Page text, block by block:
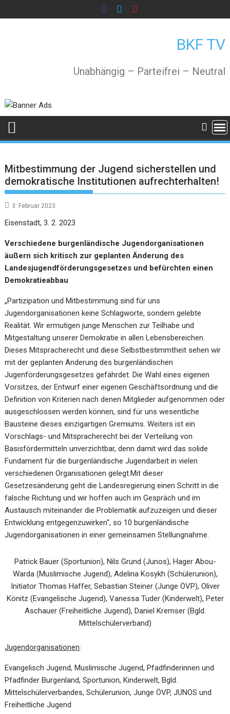
to
BKF TV
Unabhängig – Parteifrei – Neutral
Mitbestimmung der Jugend sicherstellen und
demokratische Institutionen aufrechterhalten!
3. Februar 2023
Eisenstadt, 3. 2. 2023
Verschiedene burgenländische Jugendorganisationen
äußern sich kritisch zur geplanten Änderung des
Landesjugendförderungsgesetzes und befürchten einen
Demokratieabbau
„Partizipation und Mitbestimmung sind für uns
Jugendorganisationen keine Schlagworte, sondern gelebte
Realität. Wir ermutigen junge Menschen zur Teilhabe und
Mitgestaltung unserer Demokratie in allen Lebensbereichen.
Dieses Mitspracherecht und diese Selbstbestimmtheit sehen wir
mit der geplanten Änderung des burgenländischen
Jugenförderungsgesetzes gefährdet. Die Wahl eines eigenen
Vorsitzes, der Entwurf einer eigenen Geschäftsordnung und die
Definition von Kriterien nach denen Mitglieder aufgenommen oder
ausgeschlossen werden können, sind für uns wesentliche
Bausteine dieses einzigartigen Gremiums. Weiters ist ein
Vorschlags- und Mitspracherecht bei der Verteilung von
Basisfördermitteln unverzichtbar, denn damit wird das solide
Fundament für die burgenländische Jugendarbeit in vielen
verschiedenen Organisationen gelegt.Mit dieser
Gesetzesänderung geht die Landesregierung einen Schritt in die
falsche Richtung und wir hoffen auch im Gespräch und im
Austausch miteinander die Problematik aufzuzeigen und dieser
Entwicklung entgegenzuwirken“, so 10 burgenländische
Jugendorganisationen in einer gemeinsamen Stellungnahme.
Patrick Bauer (Sportunion), Nils Grund (Junos), Hager Abou-
Warda (Muslimische Jugend), Adelina Kosykh (Schülerunion),
Initiator Thomas Haffer, Sebastian Steiner (Junge ÖVP), Oliver
Könitz (Evangelische Jugend), Vanessa Tuder (Kinderwelt), Peter
Aschauer (Freiheitliche Jugend), Daniel Kremser (Bgld.
Mittelschülerverband)
Jugendorganisationen:
Evangelisch Jugend, Muslimische Jugend, Pfadfinderinnen und
Pfadfinder Burgenland, Sportunion, Kinderwelt, Bgld.
Mittelschülerverbandes, Schülerunion, Junge ÖVP, JUNOS und
Freiheitliche Jugend